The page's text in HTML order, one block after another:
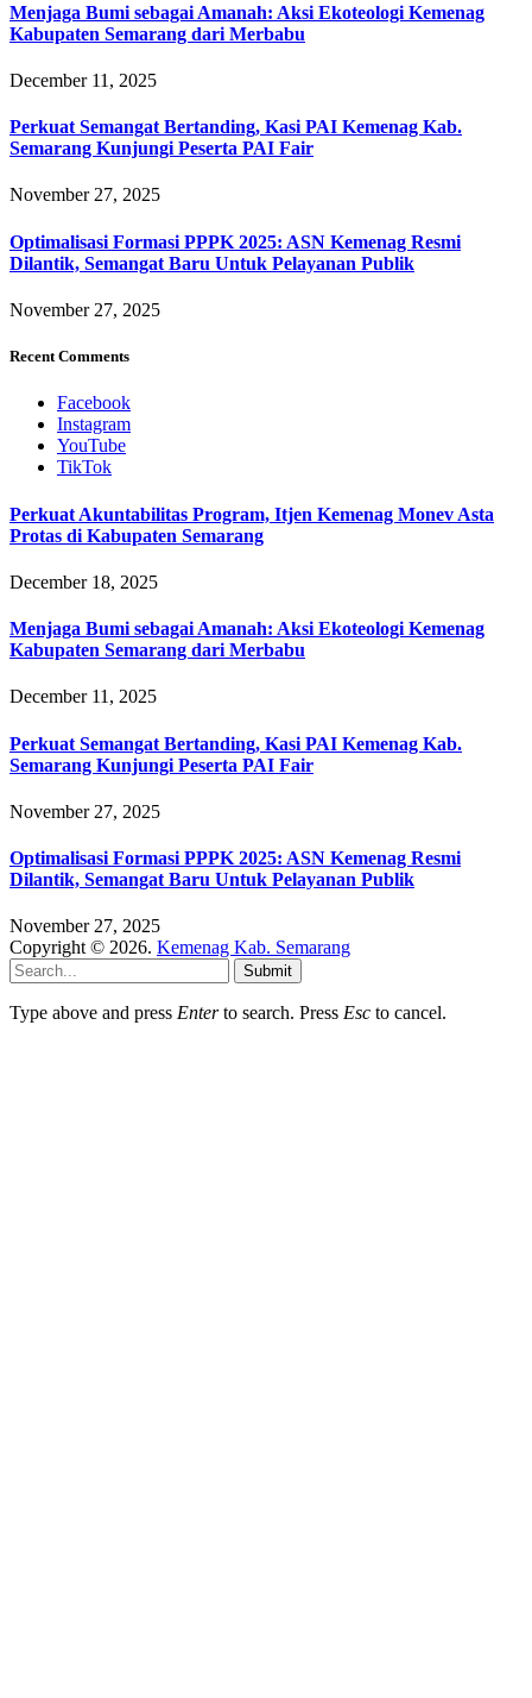
Menjaga Bumi sebagai Amanah: Aksi Ekoteologi Kemenag
Kabupaten Semarang dari Merbabu
December 11, 2025
Perkuat Semangat Bertanding, Kasi PAI Kemenag Kab.
Semarang Kunjungi Peserta PAI Fair
November 27, 2025
Optimalisasi Formasi PPPK 2025: ASN Kemenag Resmi
Dilantik, Semangat Baru Untuk Pelayanan Publik
November 27, 2025
Recent Comments
Facebook
Instagram
YouTube
TikTok
Perkuat Akuntabilitas Program, Itjen Kemenag Monev Asta
Protas di Kabupaten Semarang
December 18, 2025
Menjaga Bumi sebagai Amanah: Aksi Ekoteologi Kemenag
Kabupaten Semarang dari Merbabu
December 11, 2025
Perkuat Semangat Bertanding, Kasi PAI Kemenag Kab.
Semarang Kunjungi Peserta PAI Fair
November 27, 2025
Optimalisasi Formasi PPPK 2025: ASN Kemenag Resmi
Dilantik, Semangat Baru Untuk Pelayanan Publik
November 27, 2025
Copyright © 2026. Kemenag Kab. Semarang
Submit
Type above and press Enterto search. Press Esc to cancel.